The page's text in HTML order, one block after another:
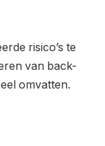
risico’s te
van back-
omvatten.